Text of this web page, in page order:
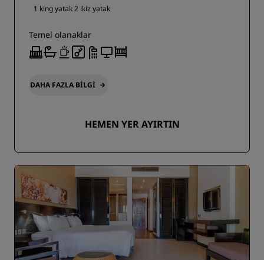
1 king yatak2 ikiz yatak
Temel olanaklar
DAHA FAZLA BILGI
HEMEN YER AYIRTIN